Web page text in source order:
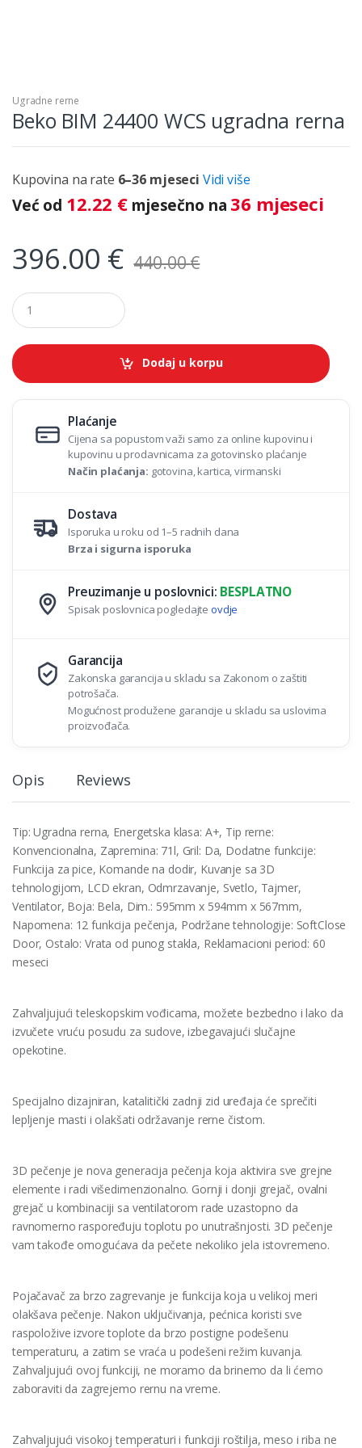
Ugradne rerne
Beko BIM 24400 WCS ugradna rerna
Kupovina na rate 6–36 mjeseci Vidi više
Već od 12.22 € mjesečno na 36 mjeseci
396.00 € 440.00€
Q
u
a
t
i
Dodaj u korpu
Plaćanje
Cijena sa popustom važi samo za online kupovinu i
kupovinu u prodavnicama za gotovinsko plaćanje
Način plaćanja: gotovina, kartica, virmanski
Dostava
Isporuka u roku od 1–5 radnih dana
Brza i sigurna isporuka
Preuzimanje u poslovnici: BESPLATNO
Spisak poslovnica pogledajte ovdje
Garancija
Zakonska garancija u skladu sa Zakonom o zaštiti
potrošača.
Mogućnost produžene garancije u skladu sa uslovima
proizvođača.
Opis Reviews
Tip: Ugradna rerna, Energetska klasa: A+, Tip rerne:
Konvencionalna, Zapremina: 71l, Gril: Da, Dodatne funkcije:
Funkcija za pice, Komande na dodir, Kuvanje sa 3D
tehnologijom, LCD ekran, Odmrzavanje, Svetlo, Tajmer,
Ventilator, Boja: Bela, Dim.: 595mm x 594mm x 567mm,
Napomena: 12 funkcija pečenja, Podržane tehnologije: SoftClose
Door, Ostalo: Vrata od punog stakla, Reklamacioni period: 60
meseci
Zahvaljujući teleskopskim vođicama, možete bezbedno i lako da
izvučete vruću posudu za sudove, izbegavajući slučajne
opekotine.
Specijalno dizajniran, katalitički zadnji zid uređaja će sprečiti
lepljenje masti i olakšati održavanje rerne čistom.
3D pečenje je nova generacija pečenja koja aktivira sve grejne
elemente i radi višedimenzionalno. Gornji i donji grejač, ovalni
grejač u kombinaciji sa ventilatorom rade uzastopno da
ravnomerno raspoređuju toplotu po unutrašnjosti. 3D pečenje
vam takođe omogućava da pečete nekoliko jela istovremeno.
Pojačavač za brzo zagrevanje je funkcija koja u velikoj meri
olakšava pečenje. Nakon uključivanja, pećnica koristi sve
raspoložive izvore toplote da brzo postigne podešenu
temperaturu, a zatim se vraća u podešeni režim kuvanja.
Zahvaljujući ovoj funkciji, ne moramo da brinemo da li ćemo
zaboraviti da zagrejemo rernu na vreme.
Zahvaljujući visokoj temperaturi i funkciji roštilja, meso i riba ne